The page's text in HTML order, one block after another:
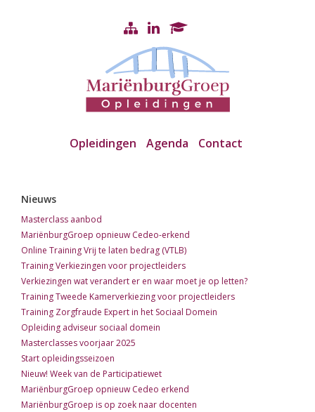
Opleidingen Agenda Contact
Nieuws
Masterclass aanbod
MariënburgGroep opnieuw Cedeo-erkend
Online Training Vrij te laten bedrag (VTLB)
Training Verkiezingen voor projectleiders
Verkiezingen wat verandert er en waar moet je op letten?
Training Tweede Kamerverkiezing voor projectleiders
Training Zorgfraude Expert in het Sociaal Domein
Opleiding adviseur sociaal domein
Masterclasses voorjaar 2025
Start opleidingsseizoen
Nieuw! Week van de Participatiewet
MariënburgGroep opnieuw Cedeo erkend
MariënburgGroep is op zoek naar docenten